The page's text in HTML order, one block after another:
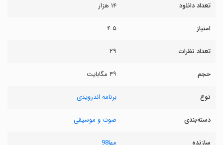
تعداد دانلود ۱۴ هزار
امتیاز ۴.۵
تعداد نظرات ۲۹
حجم ۴۹ مگابایت
نوع برنامه اندرویدی
دسته‌بندی صوت و موسیقی
سازنده مها98